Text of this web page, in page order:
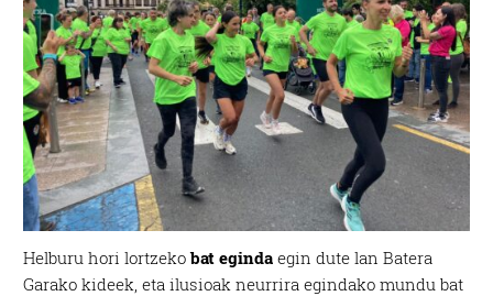
Helburu hori lortzekobat eginda egin dute lan Batera
Garako kideek, eta ilusioak neurrira egindako mundu bat